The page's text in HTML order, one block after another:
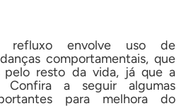
refluxo envolve uso de
comportamentais, que
pelo resto da vida, já que a
a seguir algumas
para melhora do